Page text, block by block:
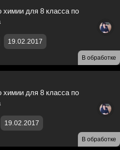
В обработке
химии для 8 класса по
19.02.2017
В обработке
химии для 8 класса по
19.02.2017